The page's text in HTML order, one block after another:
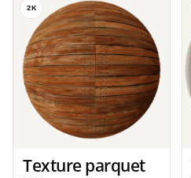
2K
Texture parquet